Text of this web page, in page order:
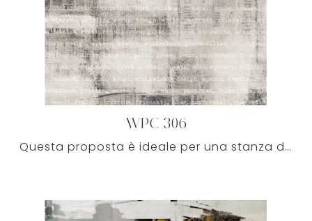
WPC 306
Questa proposta è ideale per una stanza design: il soggetto evoca peculiari sensazioni e impreziosisce i locali di casa in modo bilanciato con i ...